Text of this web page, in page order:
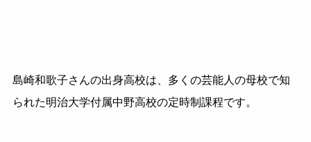
島崎和歌子さんの出身高校は、多くの芸能人の母校で知
られた明治大学付属中野高校の定時制課程です。